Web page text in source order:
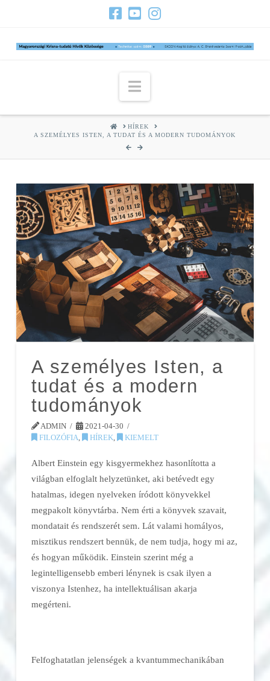
Navigation
HOMEHÍREK
A SZEMÉLYES ISTEN, A TUDAT ÉS A MODERN TUDOMÁNYOK
A személyes Isten, a
tudat és a modern
tudományok
ADMIN
2021-04-30
FILOZÓFIA, HÍREK, KIEMELT
Albert Einstein egy kisgyermekhez hasonlította a
világban elfoglalt helyzetünket, aki betévedt egy
hatalmas, idegen nyelveken íródott könyvekkel
megpakolt könyvtárba. Nem érti a könyvek szavait,
mondatait és rendszerét sem. Lát valami homályos,
misztikus rendszert bennük, de nem tudja, hogy mi az,
és hogyan működik. Einstein szerint még a
legintelligensebb emberi lénynek is csak ilyen a
viszonya Istenhez, ha intellektuálisan akarja
megérteni.
Felfoghatatlan jelenségek a kvantummechanikában